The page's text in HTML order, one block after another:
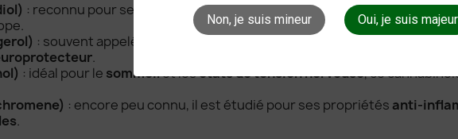
Non, je suis mineur Oui, je suis majeur
: reconnu pour ses propriétésrelaxants, anxiolytiquesetanti-
: souvent appelé “la cellule souche” du chanvre, il soutient la
.
: idéal pour le sommeilet lesétats de tension nerveuse, ce
: encore peu connu, il est étudié pour ses propriétés anti-
.